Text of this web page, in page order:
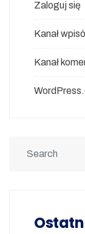
Zaloguj się
Kanał
Kanał